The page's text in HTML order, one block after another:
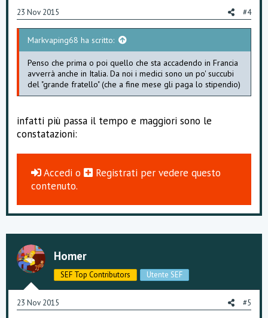
23 Nov 2015 #4
Markvaping68 ha scritto:
Penso che prima o poi quello che sta accadendo in Francia
avverrà anche in Italia. Da noi i medici sono un po' succubi
del "grande fratello" (che a fine mese gli paga lo stipendio)
infatti più passa il tempo e maggiori sono le
constatazioni:
Accedi o Registrati per vedere questo
contenuto.
Homer
SEF Top Contributors Utente SEF
23 Nov 2015 #5